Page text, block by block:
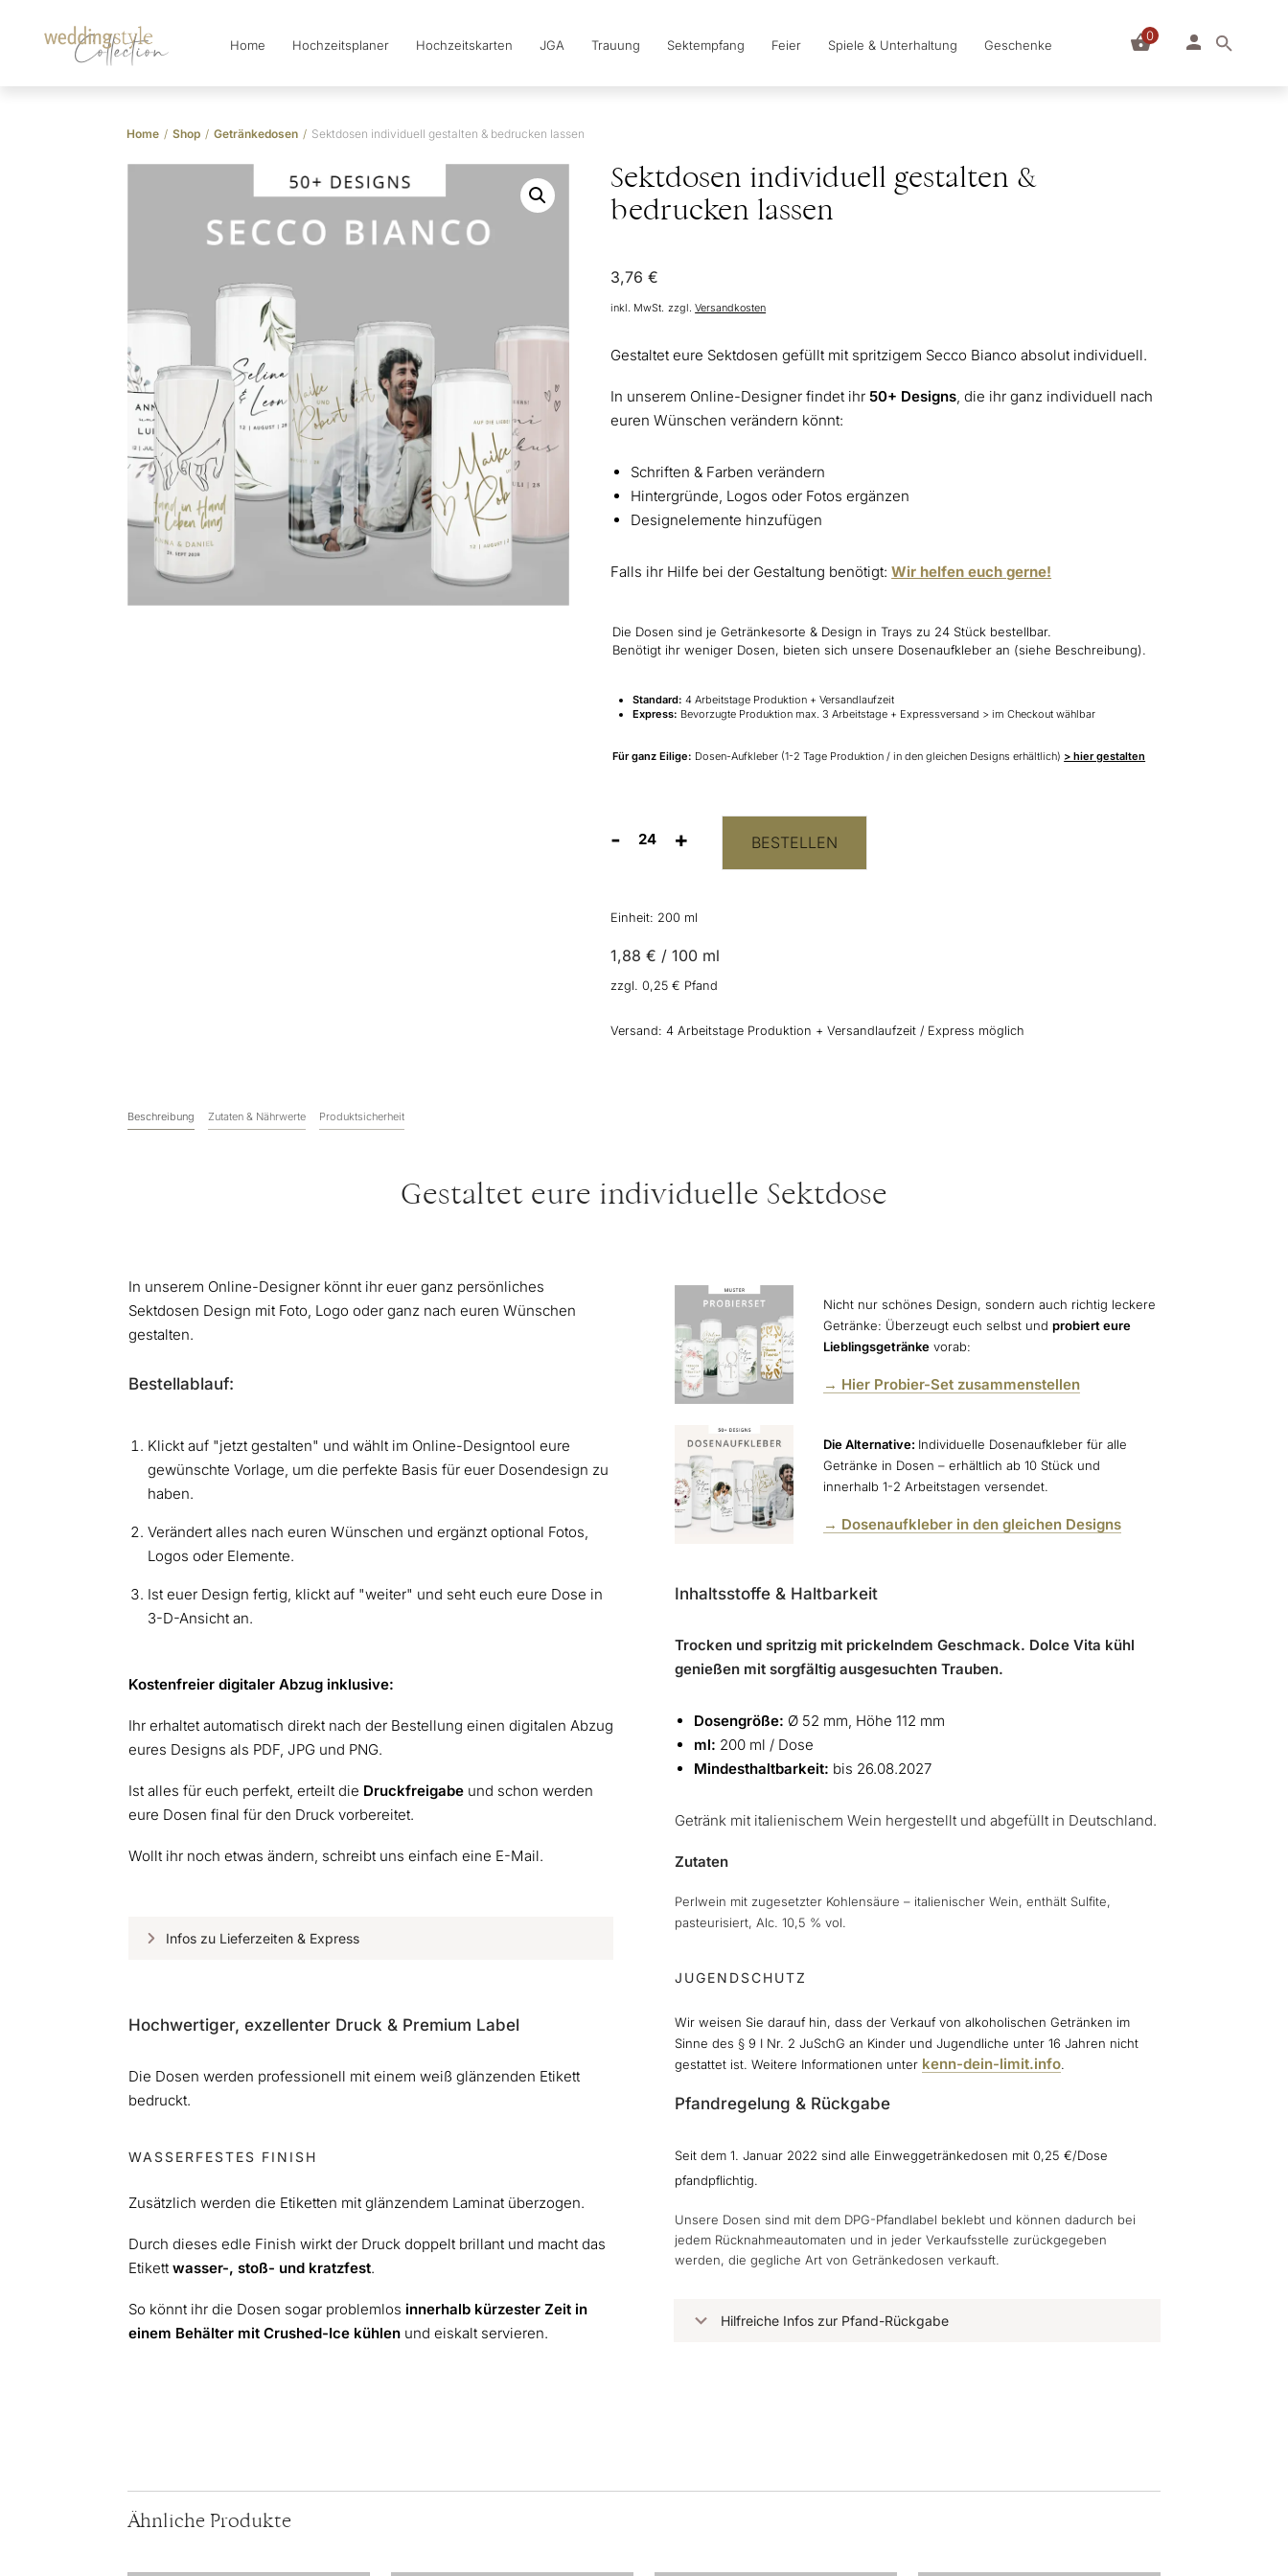
Collection Home Hochzeitsplaner Hochzeitskarten JGA Trauung Sektempfang Feier Spiele & Unterhaltung Geschenke
0
Home / Shop / Getränkedosen / Sektdosen individuell gestalten & bedrucken lassen
Sektdosen individuell gestalten &
bedrucken lassen
3,76€
inkl. MwSt. zzgl.Versandkosten
Gestaltet eure Sektdosen gefüllt mit spritzigem Secco Bianco absolut individuell.
In unserem Online-Designer findet ihr50+ Designs, die ihr ganz individuell nach
euren Wünschen verändern könnt:
Schriften & Farben verändern
Hintergründe, Logos oder Fotos ergänzen
Designelemente hinzufügen
Falls ihr Hilfe bei der Gestaltung benötigt:Wir helfen euch gerne!
Die Dosen sind je Getränkesorte & Design in Trays zu 24 Stück bestellbar.
Benötigt ihr weniger Dosen, bieten sich unsere Dosenaufkleber an (siehe Beschreibung).
Standard: 4 Arbeitstage Produktion + Versandlaufzeit
Express: Bevorzugte Produktion max. 3 Arbeitstage + Expressversand > im Checkout wählbar
Für ganz Eilige: Dosen-Aufkleber (1-2 Tage Produktion / in den gleichen Designs erhältlich) > hier gestalten
-
Sektdosen
&
lassen
+ BESTELLEN
Einheit: 200 ml
1,88€ /100 ml
zzgl.0,25€ Pfand
Versand:4 Arbeitstage Produktion + Versandlaufzeit / Express möglich
Beschreibung Zutaten & Nährwerte Produktsicherheit
Gestaltet eure individuelle Sektdose
In unserem Online-Designer könnt ihr euer ganz persönliches
Sektdosen Design mit Foto, Logo oder ganz nach euren Wünschen
gestalten.
Bestellablauf:
Klickt auf "jetzt gestalten" und wählt im Online-Designtool eure
gewünschte Vorlage, um die perfekte Basis für euer Dosendesign zu
haben.
Verändert alles nach euren Wünschen und ergänzt optional Fotos,
Logos oder Elemente.
Ist euer Design fertig, klickt auf "weiter" und seht euch eure Dose in
3-D-Ansicht an.
Kostenfreier digitaler Abzug inklusive:
Ihr erhaltet automatisch direkt nach der Bestellung einen digitalen Abzug
eures Designs als PDF, JPG und PNG.
Ist alles für euch perfekt, erteilt die Druckfreigabe und schon werden
eure Dosen final für den Druck vorbereitet.
Wollt ihr noch etwas ändern, schreibt uns einfach eine E-Mail.
Infos zu Lieferzeiten & Express
Hochwertiger, exzellenter Druck & Premium Label
Die Dosen werden professionell mit einem weiß glänzenden Etikett
bedruckt.
WASSERFESTES FINISH
Zusätzlich werden die Etiketten mit glänzendem Laminat überzogen.
Durch dieses edle Finish wirkt der Druck doppelt brillant und macht das
Etikett wasser-, stoß- und kratzfest.
So könnt ihr die Dosen sogar problemlos innerhalb kürzester Zeit in
einem Behälter mit Crushed-Ice kühlen und eiskalt servieren.
Nicht nur schönes Design, sondern auch richtig leckere
Getränke: Überzeugt euch selbst und probiert eure
Lieblingsgetränkevorab:
→ Hier Probier-Set zusammenstellen
Die Alternative: Individuelle Dosenaufkleber für alle
Getränke in Dosen – erhältlich ab 10 Stück und
innerhalb 1-2 Arbeitstagen versendet.
→ Dosenaufkleber in den gleichen Designs
Inhaltsstoffe & Haltbarkeit
Trocken und spritzig mit prickelndem Geschmack. Dolce Vita kühl
genießen mit sorgfältig ausgesuchten Trauben.
Dosengröße: Ø 52 mm, Höhe 112 mm
ml: 200 ml / Dose
Mindesthaltbarkeit: bis 26.08.2027
Getränk mit italienischem Wein hergestellt und abgefüllt in Deutschland.
Zutaten
Perlwein mit zugesetzter Kohlensäure – italienischer Wein, enthält Sulfite,
pasteurisiert, Alc. 10,5 % vol.
JUGENDSCHUTZ
Wir weisen Sie darauf hin, dass der Verkauf von alkoholischen Getränken im
Sinne des § 9 I Nr. 2 JuSchG an Kinder und Jugendliche unter 16 Jahren nicht
gestattet ist. Weitere Informationen unter kenn-dein-limit.info.
Pfandregelung & Rückgabe
Seit dem 1. Januar 2022 sind alle Einweggetränkedosen mit 0,25 €/Dose
pfandpflichtig.
Unsere Dosen sind mit dem DPG-Pfandlabel beklebt und können dadurch bei
jedem Rücknahmeautomaten und in jeder Verkaufsstelle zurückgegeben
werden, die gegliche Art von Getränkedosen verkauft.
Hilfreiche Infos zur Pfand-Rückgabe
Ähnliche Produkte